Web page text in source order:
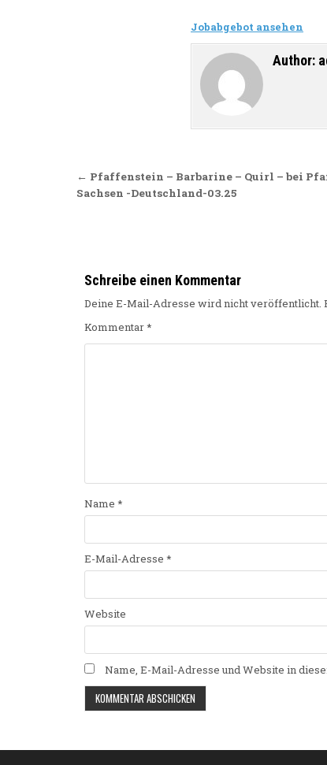
Jobabgebot ansehen
Author:
Beitragsnavigation
← Pfaffenstein – Barbarine – Quirl – bei
Sachsen -Deutschland-03.25
Schreibe einen Kommentar
Deine E-Mail-Adresse wird nicht veröffentlicht.
Kommentar*
Name *
E-Mail-Adresse *
Website
Name, E-Mail-Adresse und Website in